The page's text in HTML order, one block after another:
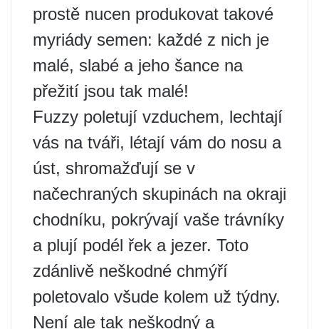
prostě nucen produkovat takové
myriády semen: každé z nich je
malé, slabé a jeho šance na
přežití jsou tak malé!
Fuzzy poletují vzduchem, lechtají
vás na tváři, létají vám do nosu a
úst, shromažďují se v
načechraných skupinách na okraji
chodníku, pokrývají vaše trávníky
a plují podél řek a jezer. Toto
zdánlivě neškodné chmýří
poletovalo všude kolem už týdny.
Není ale tak neškodný a